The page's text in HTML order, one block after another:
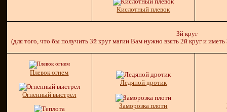
Кислотный плевок
3й круг
(для того, что бы получить 3й круг магии Вам нужно взять 2й круг и
Плевок огнем
Огненный выстрел
Ледяной дротик
Заморозка плоти